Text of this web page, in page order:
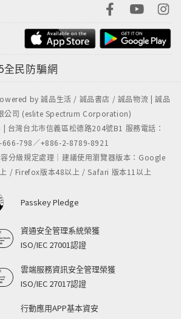
全民防騙網
by 誠品生活 / 誠品書店 / 誠品物流 | 誠品
公司 (eslite Spectrum Corporation)
台灣台北市信義區松德路204號B1 服務電話：
666-798／+886-2-8789-8921
分級規定處理｜建議使用瀏覽器版本：Google
/ Firefox版本48以上 / Safari 版本11以上
Passkey Pledge
資通安全管理系統榮獲
ISO/IEC 27001認證
雲端服務資訊安全管理榮獲
ISO/IEC 27017認證
行動應用APP基本資安